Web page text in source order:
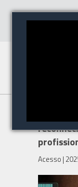
Acesso |